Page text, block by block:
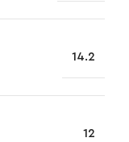
14.2
12